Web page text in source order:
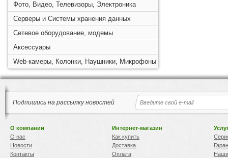
Фото, Видео, Телевизоры, Электроника
Серверы и Системы хранения данных
Сетевое оборудование, модемы
Аксессуары
Web-камеры, Колонки, Наушники, Микрофоны
Подпишись на рассылку новостей
О компании
О нас
Новости
Контакты
Интернет-магазин
Как купить
Доставка
Оплата